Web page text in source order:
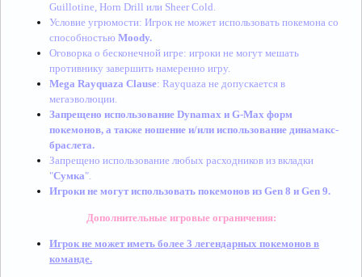
Guillotine, Horn Drill или Sheer Cold.
Условие угрюмости: Игрок не может использовать покемона со
способностью Moody.
Оговорка о бесконечной игре: игроки не могут мешать
противнику завершить намеренно игру.
Mega Rayquaza Clause: Rayquaza не допускается в
мегаэволюции.
Запрещено использование Dynamax и G-Max форм
покемонов, а также ношение и/или использование динамакс-
браслета.
Запрещено использование любых расходников из вкладки
"Сумка".
Игроки не могут использовать покемонов из Gen 8 и Gen 9.
Дополнительные игровые ограничения:
Игрок не может иметь более 3 легендарных покемонов в
команде.